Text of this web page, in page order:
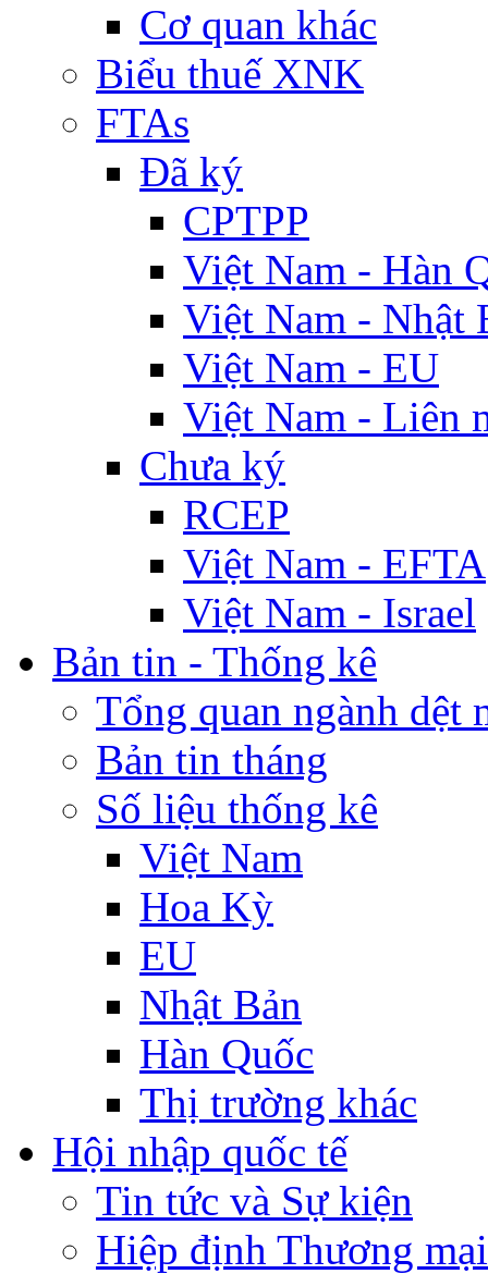
Cơ quan khác
Biểu thuế XNK
FTAs
Đã ký
CPTPP
Việt Nam - Hàn
Việt Nam - Nhật
Việt Nam - EU
Việt Nam - Liên
Chưa ký
RCEP
Việt Nam - EFTA
Việt Nam - Israel
Bản tin - Thống kê
Tổng quan ngành dệt
Bản tin tháng
Số liệu thống kê
Việt Nam
Hoa Kỳ
EU
Nhật Bản
Hàn Quốc
Thị trường khác
Hội nhập quốc tế
Tin tức và Sự kiện
Hiệp định Thương